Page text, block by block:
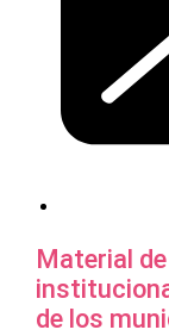
Material
de los